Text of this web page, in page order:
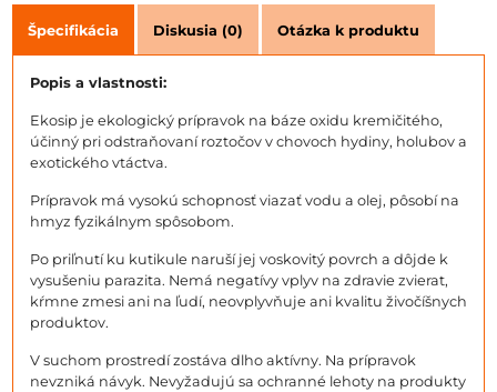
Špecifikácia Diskusia (0) Otázka k produktu
Popis a vlastnosti:
Ekosip je ekologický prípravok na báze oxidu kremičitého,
účinný pri odstraňovaní roztočov v chovoch hydiny, holubov a
exotického vtáctva.
Prípravok má vysokú schopnosť viazať vodu a olej, pôsobí na
hmyz fyzikálnym spôsobom.
Po priľnutí ku kutikule naruší jej voskovitý povrch a dôjde k
vysušeniu parazita. Nemá negatívy vplyv na zdravie zvierat,
kŕmne zmesi ani na ľudí, neovplyvňuje ani kvalitu živočíšnych
produktov.
V suchom prostredí zostáva dlho aktívny. Na prípravok
nevzniká návyk. Nevyžadujú sa ochranné lehoty na produkty